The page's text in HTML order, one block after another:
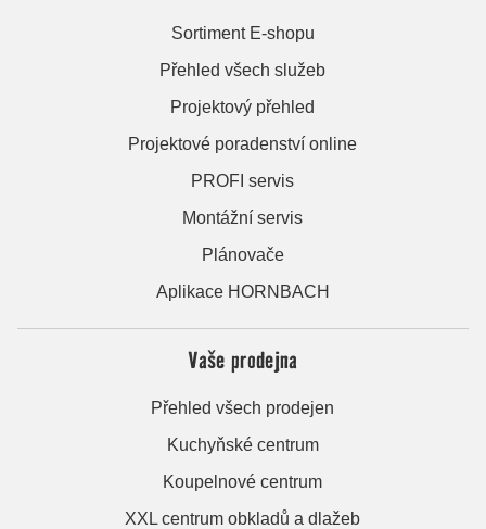
Sortiment E-shopu
Přehled všech služeb
Projektový přehled
Projektové poradenství online
PROFI servis
Montážní servis
Plánovače
Aplikace HORNBACH
Vaše prodejna
Přehled všech prodejen
Kuchyňské centrum
Koupelnové centrum
XXL centrum obkladů a dlažeb